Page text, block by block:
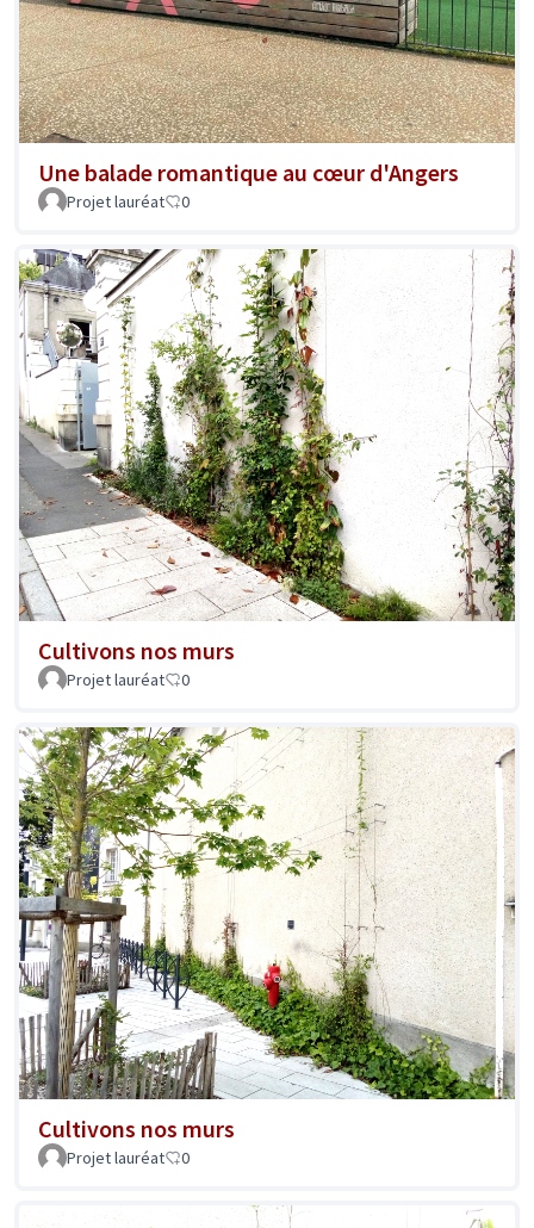
Une balade romantique au cœur d'Angers
Projet lauréat 0
Cultivons nos murs
Projet lauréat 0
Cultivons nos murs
Projet lauréat 0